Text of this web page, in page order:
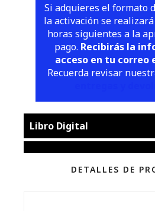
Si adquieres el formato
la activación se
horas siguientes a la
pago. Recibirás la
acceso en tu correo
Recuerda revisar
Libro Digital
https://
fiduciarios-DETALLES DE